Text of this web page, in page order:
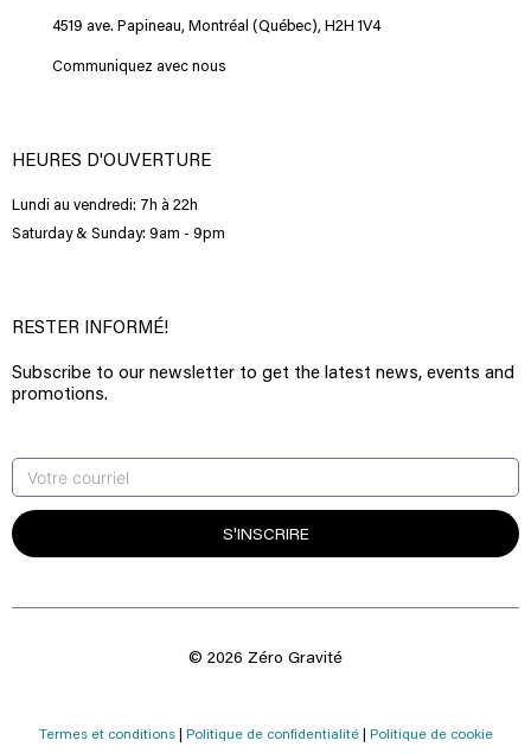
4519 ave. Papineau, Montréal (Québec), H2H 1V4
Communiquez avec nous
HEURES D'OUVERTURE
Lundi au vendredi: 7h à 22h
Saturday & Sunday: 9am - 9pm
RESTER INFORMÉ!
Subscribe to our newsletter to get the latest news, events and
promotions.
S'INSCRIRE
© 2026 Zéro Gravité
Termes et conditions| Politique de confidentialité| Politique de cookie